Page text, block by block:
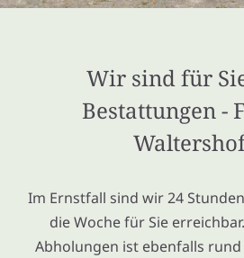
Wir sind für
Bestattungen -
Im Ernstfall sind wir 24
die Woche für Sie
Abholungen ist ebenfalls